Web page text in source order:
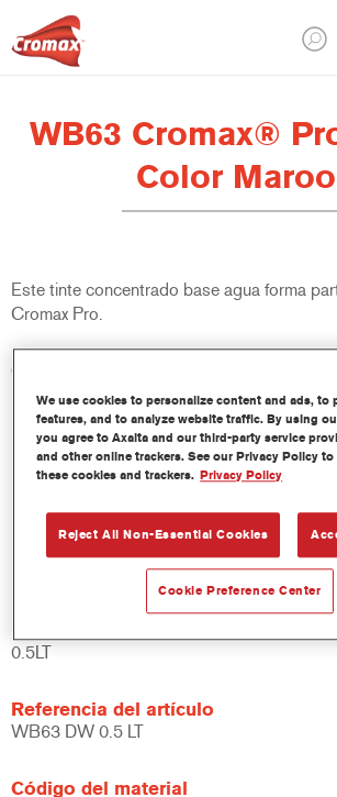
WB63 Cromax®
Color
Este tinte concentrado base agua forma
Cromax Pro.
Características del producto
Excelente cubrición con una excepcional
Aplicación rápida y rentable - mayor
productividad.
Forma parte de un completo sistema
Amplias posibilidades de aplicación.
Versátil - se puede usar en diferentes
y utilizando distintas técnicas de
0.5LT
Referencia del artículo
WB63 DW 0.5 LT
Código del material
We use cookies to personalize content and ads, to
features, and to analyze website traffic. By using
you agree to Axalta and our third-party service
and other online trackers. See our Privacy Policy
these cookies and trackers. Privacy Policy
Reject All Non-Essential Cookies
Cookie Preference Center